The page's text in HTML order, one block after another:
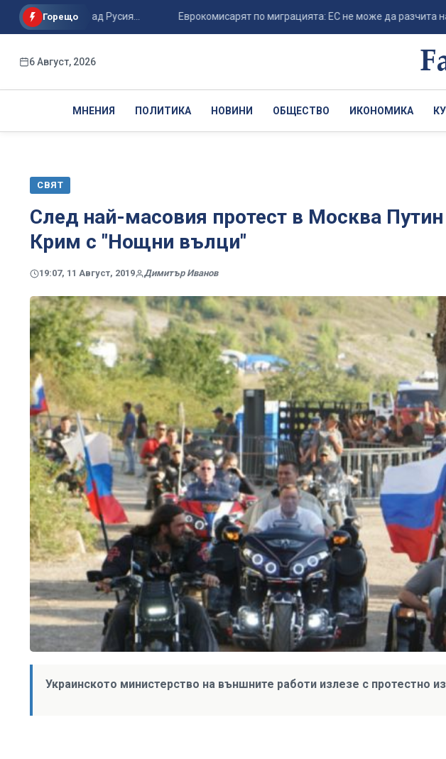
Горещо
победа над Русия... Еврокомисарят по миграцията: ЕС не може да разчита на
6 Август, 2026
МНЕНИЯ ПОЛИТИКА НОВИНИ ОБЩЕСТВО ИКОНОМИКА
СВЯТ
След най-масовия протест в Москва
Крим с "Нощни вълци"
19:07, 11 Август, 2019 Димитър Иванов
Украинското министерство на външните работи излезе с протестно